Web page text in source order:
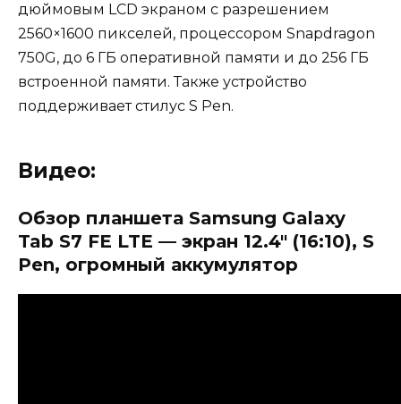
дюймовым LCD экраном с разрешением
2560×1600 пикселей, процессором Snapdragon
750G, до 6 ГБ оперативной памяти и до 256 ГБ
встроенной памяти. Также устройство
поддерживает стилус S Pen.
Видео:
Обзор планшета Samsung Galaxy
Tab S7 FE LTE — экран 12.4" (16:10), S
Pen, огромный аккумулятор